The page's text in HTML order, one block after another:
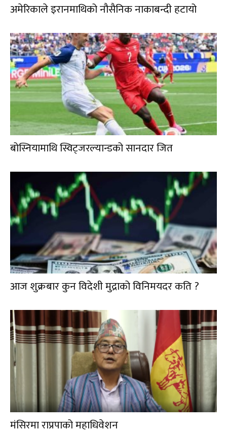
अमेरिकाले इरानमाथिको नौसैनिक नाकाबन्दी हटायो
बोस्नियामाथि स्विट्जरल्यान्डको सानदार जित
आज शुक्रबार कुन विदेशी मुद्राको विनिमयदर कति ?
मंसिरमा राप्रपाको महाधिवेशन